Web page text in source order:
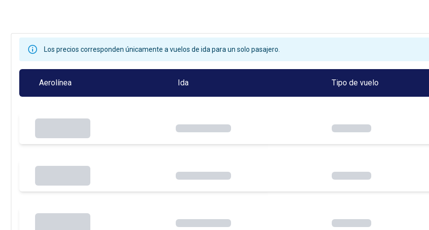
Los precios corresponden únicamente a vuelos de ida para un solo pasajero.
Aerolínea Ida Tipo de vuelo